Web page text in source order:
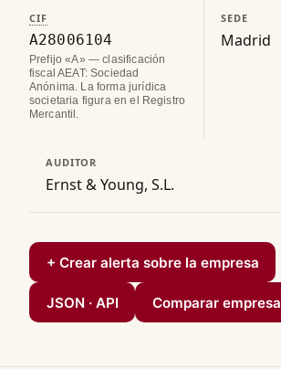
CIF
A28006104
Prefijo «A» — clasificación
fiscal AEAT: Sociedad
Anónima. La forma jurídica
societaria figura en el Registro
Mercantil.
SEDE
Madrid
AUDITOR
Ernst & Young, S.L.
+ Crear alerta sobre la empresa
JSON · API Comparar empresa